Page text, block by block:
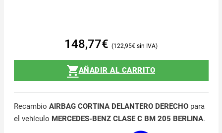
148,77€ 122,95€
AÑADIR AL CARRITO
Recambio AIRBAG CORTINA DELANTERO DERECHOpara
el vehículo MERCEDES-BENZ CLASE C BM 205 BERLINA.